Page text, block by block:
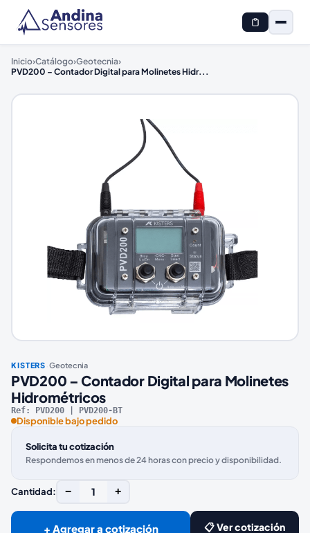
Inicio›Catálogo›Geotecnia›
PVD200 – Contador Digital para Molinetes Hidr...
KISTERS ·Geotecnia
PVD200 – Contador Digital para Molinetes
Hidrométricos
Ref: PVD200 | PVD200-BT
Disponible bajo pedido
Solicita tu cotización
Respondemos en menos de 24 horas con precio y disponibilidad.
Cantidad: − 1 +
+ Agregar a cotización 📋 Ver cotización